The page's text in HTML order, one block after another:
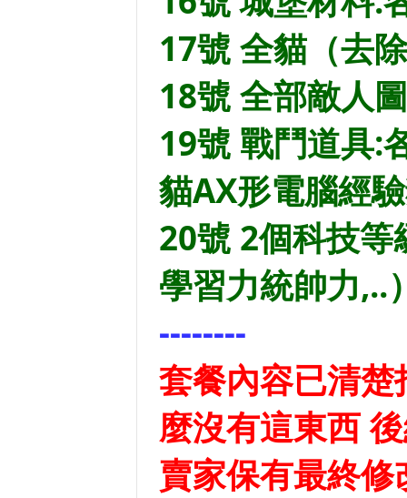
17號 全貓（去
18號 全部敵人
19號 戰鬥道具:
貓AX形電腦經
20號 2個科技
學習力統帥力,..
--------
套餐內容已清
麼沒有這東西
賣家保有最終修